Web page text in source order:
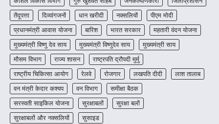
4
CG: प्रदेशभर में विश्व स्तनपान सप्ताह की
शुरुआत
More Khabar August 4, 2026
रायपुर। हर नवजात को जीवन की स्वस्थ और सुरक्षित
शुरुआत मिले, इसी उद्देश्य के साथ…
तेंदूपत्ता
दिव्यांगजनों धान खरीदी नक्सलियों
पीएम मोदी
प्रधानमंत्री आवास योजना
बारिश भारत सरकार
महतारी वंदन योजना
मुख्यमंत्री विष्णु देव साय
मुख्यमंत्री विष्णुदेव साय
मुख्यमंत्री साय
मौसम विभाग
राज्य शासन
राष्ट्रपति द्रौपदी मुर्मु
राष्ट्रीय चिकित्सा आयोग
रेलवे रोजगार लखपति दीदी
लाश तालाब
वन मंत्री केदार कश्यप
वन विभाग
समीक्षा बैठक
सरस्वती साइकिल योजना
सुरक्षाबलों
सुरक्षा बलों
सुरक्षाबलों और नक्सलियों
सुसाइड